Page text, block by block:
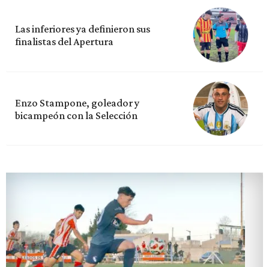
Las inferiores ya definieron sus
finalistas del Apertura
Enzo Stampone, goleador y
bicampeón con la Selección